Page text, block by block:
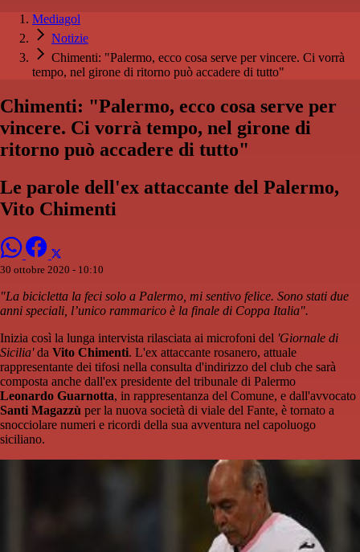
Mediagol
Notizie
Chimenti: "Palermo, ecco cosa serve per vincere. Ci vorrà
tempo, nel girone di ritorno può accadere di tutto"
Chimenti: "Palermo, ecco cosa serve per
vincere. Ci vorrà tempo, nel girone di
ritorno può accadere di tutto"
Le parole dell'ex attaccante del Palermo,
Vito Chimenti
30 ottobre 2020 - 10:10
"La bicicletta la feci solo a Palermo, mi sentivo felice. Sono stati due
anni speciali, l’unico rammarico è la finale di Coppa Italia".
Inizia così la lunga intervista rilasciata ai microfoni del 'Giornale di
Sicilia'da Vito Chimenti. L'ex attaccante rosanero, attuale
rappresentante dei tifosi nella consulta d'indirizzo del club che sarà
composta anche dall'ex presidente del tribunale di Palermo
Leonardo Guarnotta, in rappresentanza del Comune, e dall'avvocato
Santi Magazzù per la nuova società di viale del Fante, è tornato a
snocciolare numeri e ricordi della sua avventura nel capoluogo
siciliano.